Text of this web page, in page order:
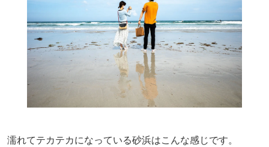
濡れてテカテカになっている砂浜はこんな感じです。